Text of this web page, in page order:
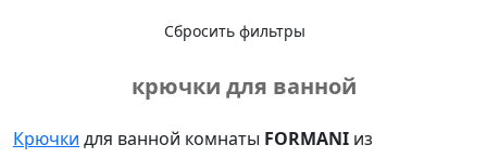
Сбросить фильтры
крючки для ванной
Крючки для ванной комнаты FORMANI из